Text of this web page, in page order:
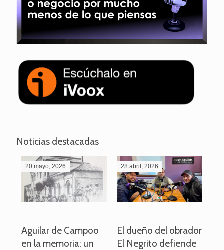
Noticias destacadas
20 mayo, 2026
Aguilar de Campoo
en la memoria: un
28 abril, 2026
El dueño del obrador
El Negrito defiende